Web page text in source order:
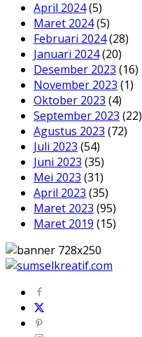
April 2024(5)
Maret 2024(5)
Februari 2024(28)
Januari 2024(20)
Desember 2023 (16)
November 2023 (1)
Oktober 2023 (4)
September 2023 (22)
Agustus 2023 (72)
Juli 2023 (54)
Juni 2023 (35)
Mei 2023 (31)
April 2023 (35)
Maret 2023 (95)
Maret 2019 (15)